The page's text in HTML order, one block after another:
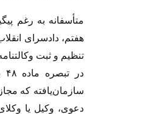
متأسفانه به رغم
تنظیم و ثبت
دعوی، وکیل یا